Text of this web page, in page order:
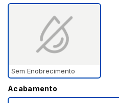
Sem Enobrecimento
Acabamento